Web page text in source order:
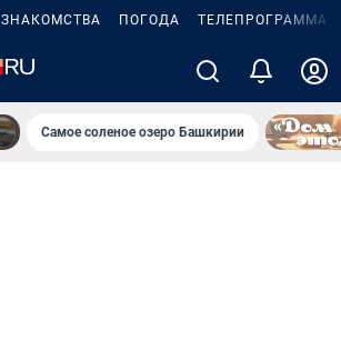
ЗНАКОМСТВА ПОГОДА ТЕЛЕПРОГРАММА
Самое соленое озеро Башкирии